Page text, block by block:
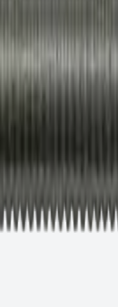
M24-125/370 24×370